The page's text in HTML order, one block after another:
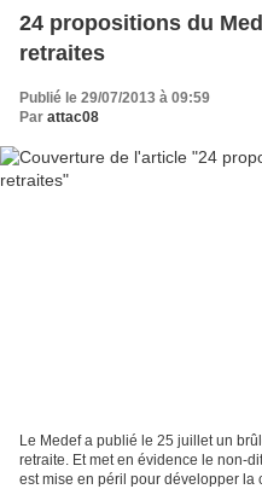
24 propositions du
retraites
Publié le 29/07/2013 à 09:59
Par attac08
Le Medef a publié le 25 juillet un
retraite. Et met en évidence le non-
est mise en péril pour développer la